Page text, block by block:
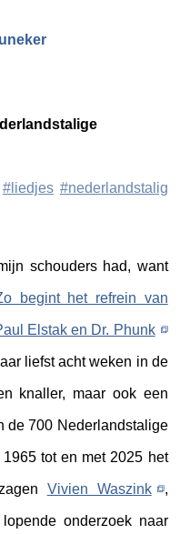
#liedjes #nederlandstalig
schouders had, want
begint het refrein van
Elstak en Dr. Phunk
liefst acht weken in de
knaller, maar ook een
de 700 Nederlandstalige
tot en met 2025 het
Vivien Waszink ,
onderzoek naar